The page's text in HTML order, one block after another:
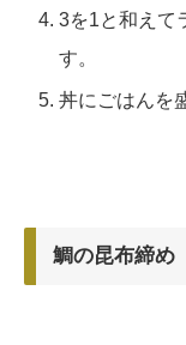
3を1と和えて
す。
丼にごはんを
鯛の昆布締め